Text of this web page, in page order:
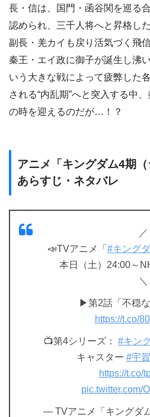
長・信は、国門・函谷関を巡る
認められ、三千人将へと昇格し
副長・羌カイも戻り活気づく飛
秦王・エイ政に御子が誕生し沸
いう大きな戦によって疲弊した
される“内乱期”へと突入する中
の時を迎えるのだが…！？
アニメ「キングダム4期
あらすじ・ネタバレ
／
📣TVアニメ「 #キング
本日（土）24:00～
＼
▶第2話「不穏
https://t.co/
📺第4シリーズ： #キン
キャスター #宇
https://t.co/
pic.twitter.com/
— TVアニメ「キングダ